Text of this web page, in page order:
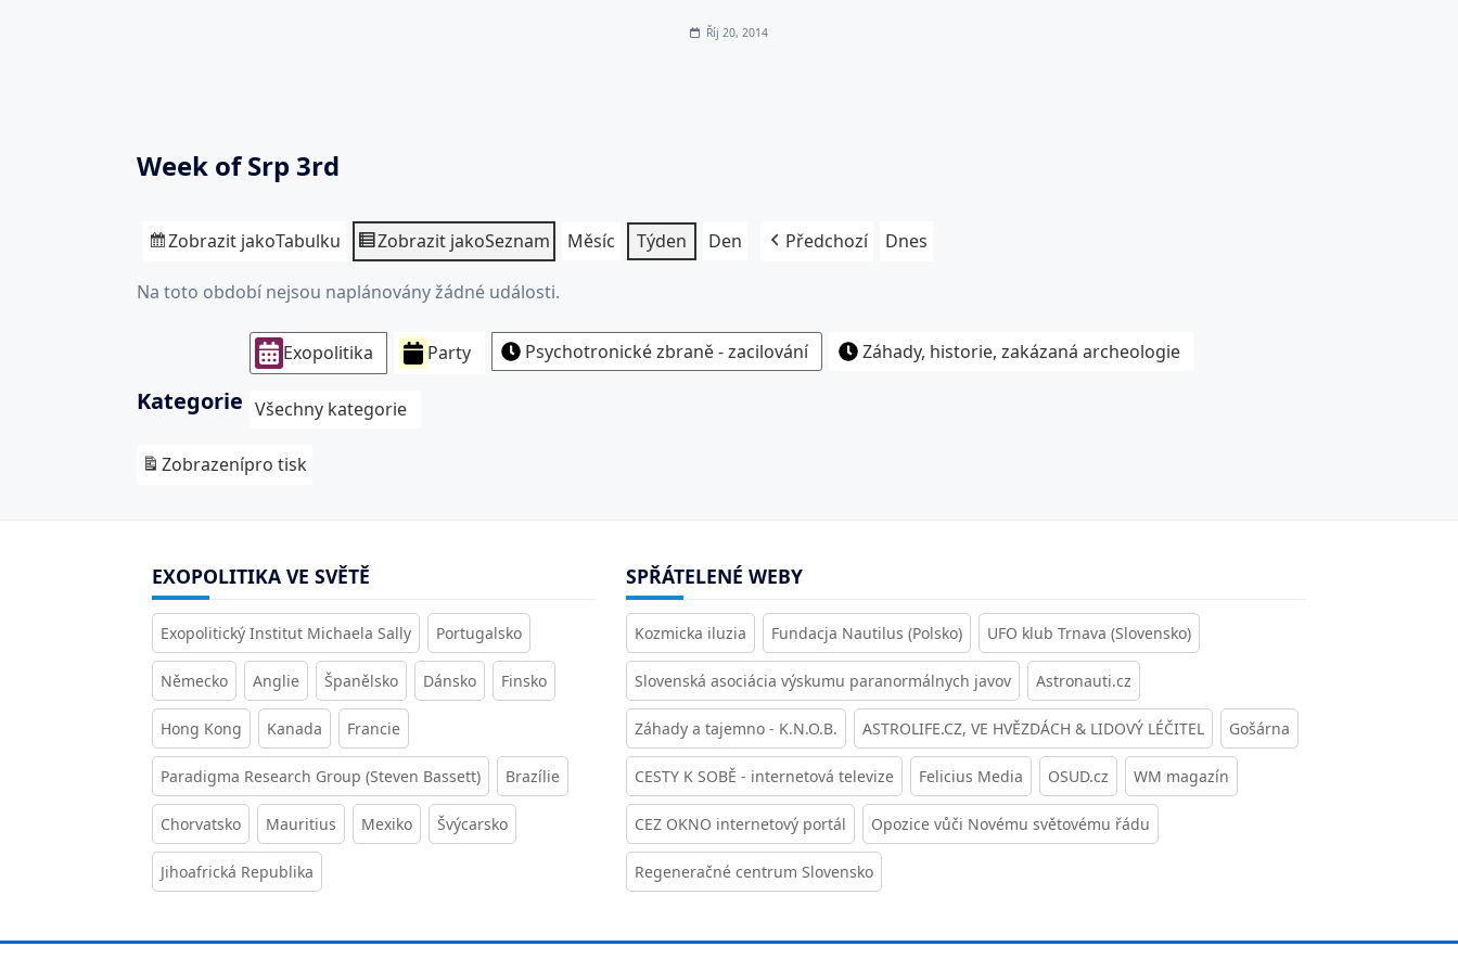
Říj 20, 2014
Week of Srp 3rd
Zobrazit jakoTabulku Zobrazit jakoSeznam Měsíc Týden Den Předchozí Dnes
Na toto období nejsou naplánovány žádné události.
Kategorie
Exopolitika Party Psychotronické zbraně - zacilování Záhady, historie, zakázaná archeologie
Všechny kategorie
Zobrazenípro tisk
EXOPOLITIKA VE SVĚTĚ
Exopolitický Institut Michaela Sally Portugalsko
Německo Anglie Španělsko Dánsko Finsko
Hong Kong Kanada Francie
Paradigma Research Group (Steven Bassett) Brazílie
Chorvatsko Mauritius Mexiko Švýcarsko
Jihoafrická Republika
SPŘÁTELENÉ WEBY
Kozmicka iluzia Fundacja Nautilus (Polsko) UFO klub Trnava (Slovensko)
Slovenská asociácia výskumu paranormálnych javov Astronauti.cz
Záhady a tajemno - K.N.O.B. ASTROLIFE.CZ, VE HVĚZDÁCH & LIDOVÝ LÉČITEL Gošárna
CESTY K SOBĚ - internetová televize Felicius Media OSUD.cz WM magazín
CEZ OKNO internetový portál Opozice vůči Novému světovému řádu
Regeneračné centrum Slovensko